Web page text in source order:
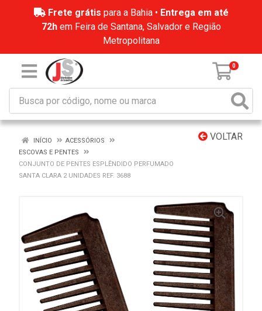
Frete grátis para a Bahia • Entrega em até
72hem Feira de Santana, Salvador e Região
Metropolitana
0
VOLTAR
INÍCIO
ACESSÓRIOS
ESCOVAS E PENTES
CONJUNTO DE PENTES ESPLÊNDIDO PERFUMADO
SANTA CLARA 2 UNIDADES REF. 3688